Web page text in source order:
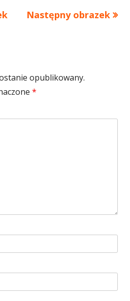
Następny obrazek
opublikowany.
*